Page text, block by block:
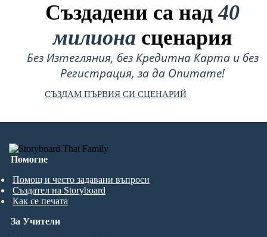
Създадени са над40
милиона сценария
Без Изтегляния, без Кредитна Карта и без
Регистрация, за да Опитате!
СЪЗДАМ ПЪРВИЯ СИ СЦЕНАРИЙ
Помогне
Помощ и често задавани въпроси
Създател на Storyboard
Как се печата
За Учители